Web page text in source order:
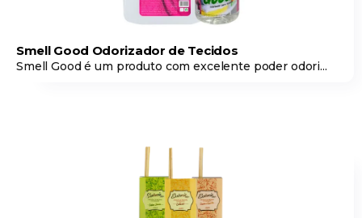
Smell Good Odorizador de Tecidos
Smell Good é um produto com excelente poder odori...